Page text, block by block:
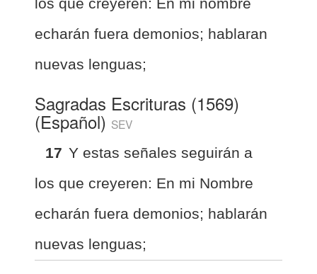
echarán fuera demonios; hablaran
nuevas lenguas;
Sagradas Escrituras (1569)
(Español) SEV
17 Y estas señales seguirán a
los que creyeren: En mi Nombre
echarán fuera demonios; hablarán
nuevas lenguas;